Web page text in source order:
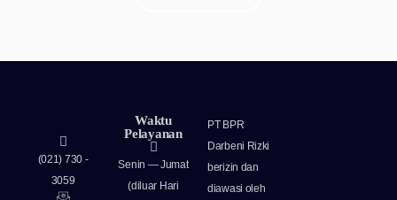
(021) 730 -
3059
Waktu
Pelayanan
Senin — Jumat
(diluar Hari
PT BPR
Darbeni Rizki
berizin dan
diawasi oleh